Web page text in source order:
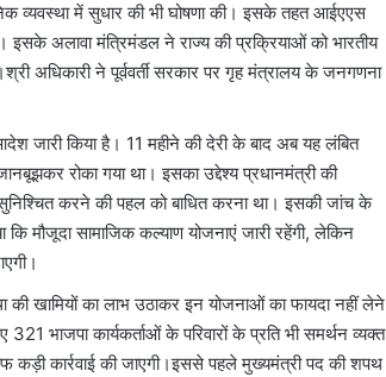
व्यवस्था में सुधार की भी घोषणा की। इसके तहत आईएएस
इसके अलावा मंत्रिमंडल ने राज्य की प्रक्रियाओं को भारतीय
अधिकारी ने पूर्ववर्ती सरकार पर गृह मंत्रालय के जनगणना
किया है। 11 महीने की देरी के बाद अब यह लंबित
रोका गया था। इसका उद्देश्य प्रधानमंत्री की
करने की पहल को बाधित करना था। इसकी जांच के
मौजूदा सामाजिक कल्याण योजनाएं जारी रहेंगी, लेकिन
की खामियों का लाभ उठाकर इन योजनाओं का फायदा नहीं लेने
भाजपा कार्यकर्ताओं के परिवारों के प्रति भी समर्थन व्यक्त
कड़ी कार्रवाई की जाएगी।इससे पहले मुख्यमंत्री पद की शपथ